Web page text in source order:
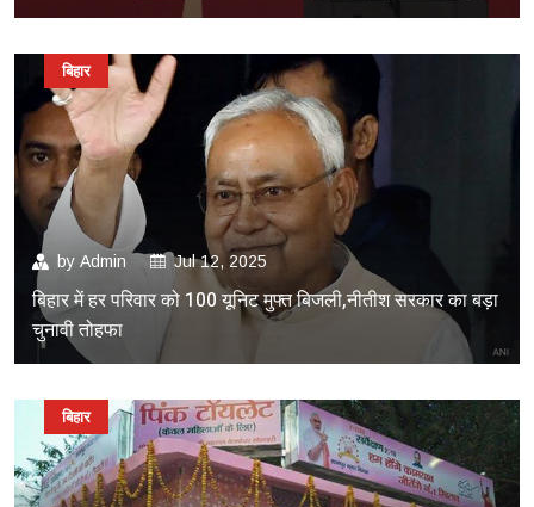
by Admin Jul 12, 2025
बिहार में हर परिवार को 100 यूनिट मुफ्त बिजली,नीतीश सरकार का बड़ा
चुनावी तोहफा
बिहार
बिहार